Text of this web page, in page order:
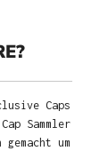
Caps
Sammler
um